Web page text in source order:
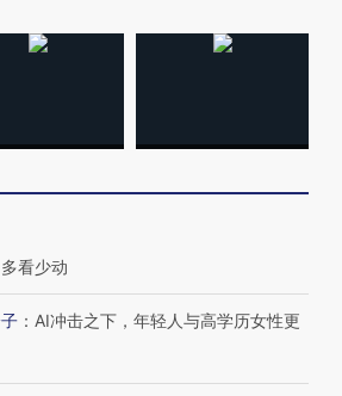
多看少动
： AI冲击之下，年轻人与高学历女性更